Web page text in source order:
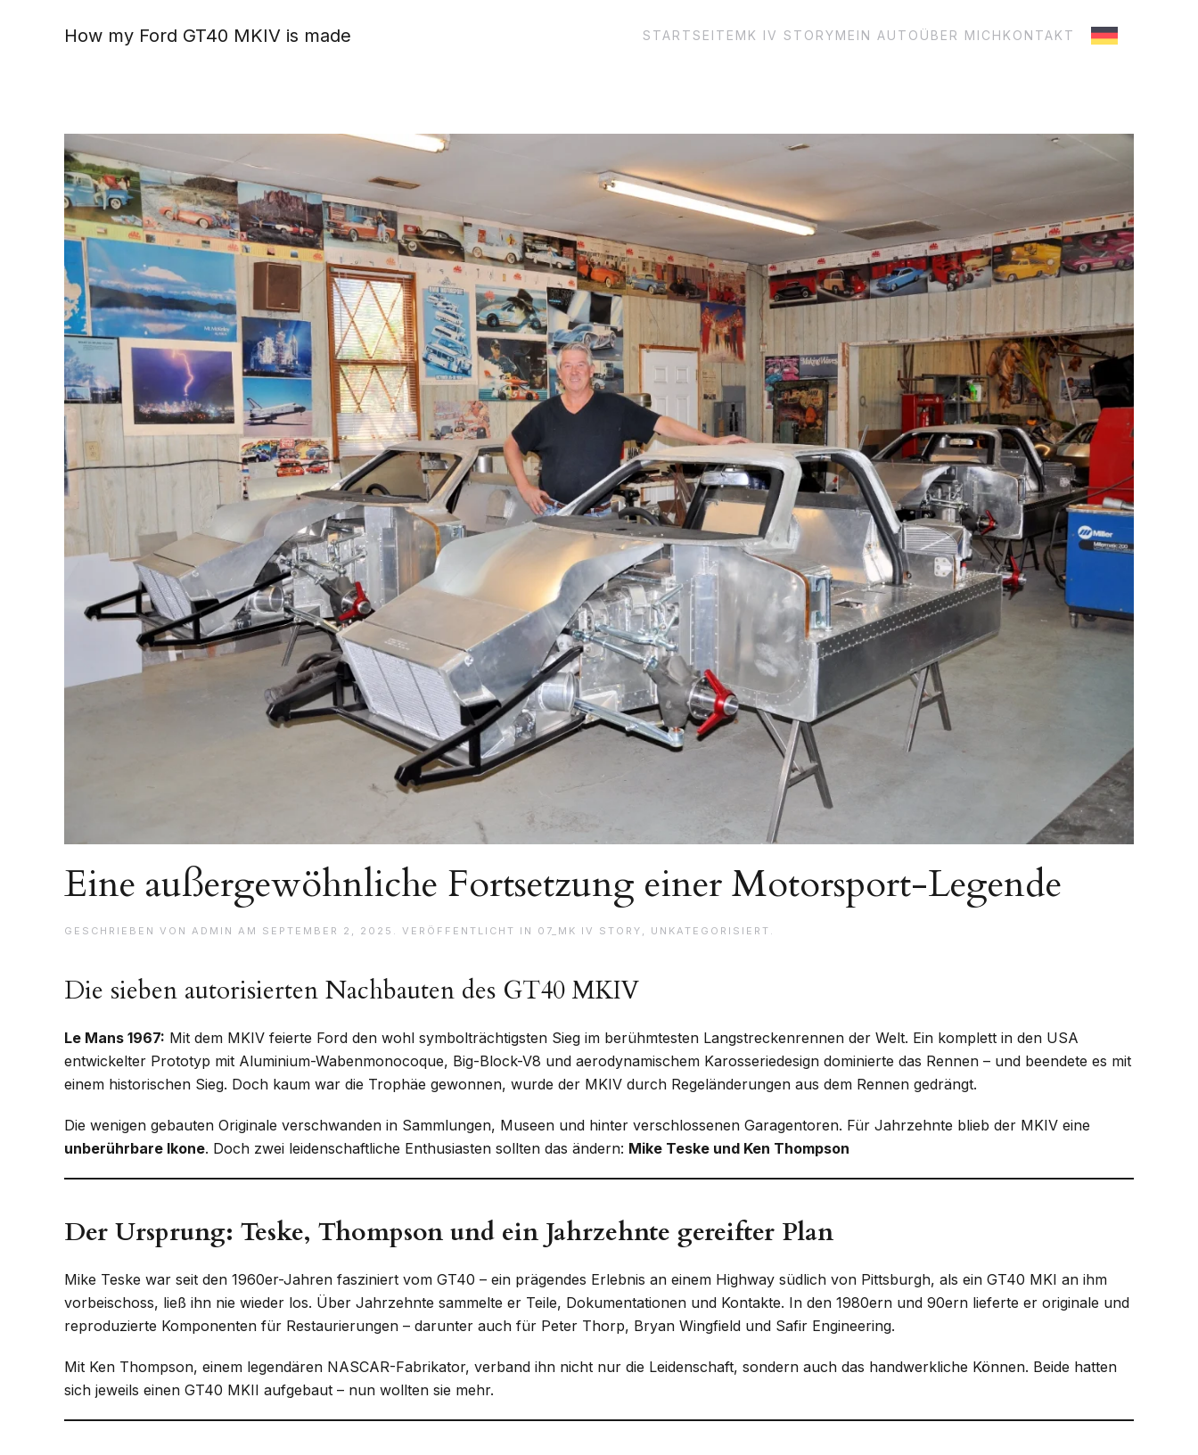
Zum Hauptinhalt springen
How my Ford GT40 MKIV is made STARTSEITE MK IV STORYMEIN AUTO ÜBER MICH KONTAKT
Eine außergewöhnliche Fortsetzung einer Motorsport-Legende
GESCHRIEBEN VON ADMIN AM SEPTEMBER 2, 2025 . VERÖFFENTLICHT IN 07_MK IV STORY UNKATEGORISIERT
Die sieben autorisierten Nachbauten des GT40 MKIV
Le Mans 1967: Mit dem MKIV feierte Ford den wohl symbolträchtigsten Sieg im berühmtesten Langstreckenrennen der Welt. Ein komplett in den USA
entwickelter Prototyp mit Aluminium-Wabenmonocoque, Big-Block-V8 und aerodynamischem Karosseriedesign dominierte das Rennen – und beendete es mit
einem historischen Sieg. Doch kaum war die Trophäe gewonnen, wurde der MKIV durch Regeländerungen aus dem Rennen gedrängt.
Die wenigen gebauten Originale verschwanden in Sammlungen, Museen und hinter verschlossenen Garagentoren. Für Jahrzehnte blieb der MKIV eine
unberührbare Ikone. Doch zwei leidenschaftliche Enthusiasten sollten das ändern: Mike Teske und Ken Thompson
Der Ursprung: Teske, Thompson und ein Jahrzehnte gereifter Plan
Mike Teske war seit den 1960er-Jahren fasziniert vom GT40 – ein prägendes Erlebnis an einem Highway südlich von Pittsburgh, als ein GT40 MKI an ihm
vorbeischoss, ließ ihn nie wieder los. Über Jahrzehnte sammelte er Teile, Dokumentationen und Kontakte. In den 1980ern und 90ern lieferte er originale und
reproduzierte Komponenten für Restaurierungen – darunter auch für Peter Thorp, Bryan Wingfield und Safir Engineering.
Mit Ken Thompson, einem legendären NASCAR-Fabrikator, verband ihn nicht nur die Leidenschaft, sondern auch das handwerkliche Können. Beide hatten
sich jeweils einen GT40 MKII aufgebaut – nun wollten sie mehr.